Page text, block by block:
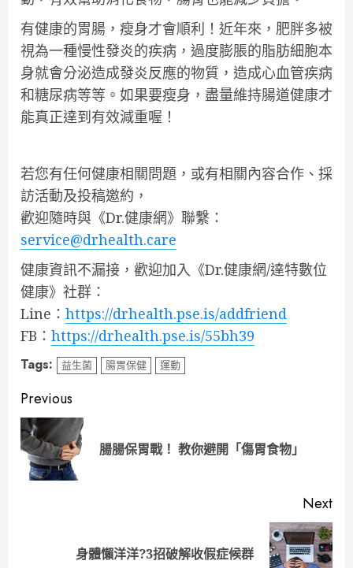
有健康的胃腸，瘦身才會順利！近年來，肥胖多被
視為一種慢性發炎的疾病，過度膨脹的脂肪細胞本
身就會分泌造成發炎反應的物質，造成心血管疾病
和糖尿病等等。如果要瘦身，盡量維持腸道健康才
能真正達到有效減重喔！
若您有任何健康相關問題，或有相關內容合作、採
訪活動及投稿邀約，
歡迎隨時與《Dr.健康網》聯繫：
service@drhealth.care
健康資訊不漏接，歡迎加入《Dr.健康網/達特數位
健康》社群：
Line： https://drhealth.pse.is/addfriend
FB： https://drhealth.pse.is/55bh39
Tags: 益生菌 腸胃保健 運動
Continue
Reading
Previous
腸腸保胃戰！ 教你避開「傷胃食物」
Next
身體懶洋洋?3招破解收假症候群